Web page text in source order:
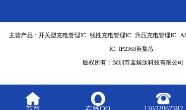
主营产品：开关型充电管理IC 线性充电管理IC 升压充电管理IC
IC IP2368英集芯
版权所有：深圳市蓝鲸源科技有限公司